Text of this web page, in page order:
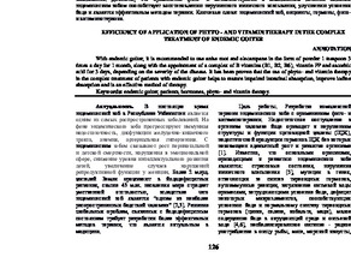
клинических форм Covid-19 (легкая,
тяжелая формы) у детей школьного
Выявлено, что относительный риск
клинических форм Covid-19
с перинатальными поражениями
(p<0,05), с низкой резистентностью к
инфекциям (более 4 раз в год) в
аллергическими заболеваниями
бронхиальная астма) в 1,301 раза